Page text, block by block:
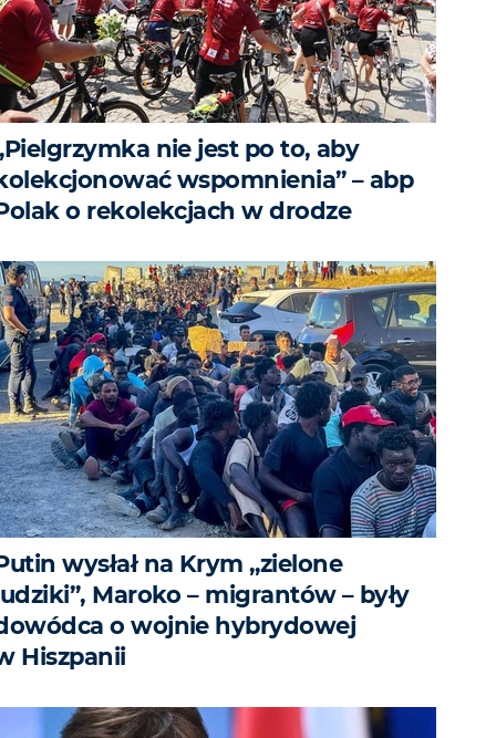
nie jest po to, aby
wspomnienia” – abp
o rekolekcjach w drodze
wysłał na Krym „zielone
Maroko – migrantów – były
o wojnie hybrydowej
Hiszpanii